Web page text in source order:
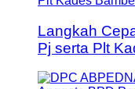
Langkah
Pj serta Plt